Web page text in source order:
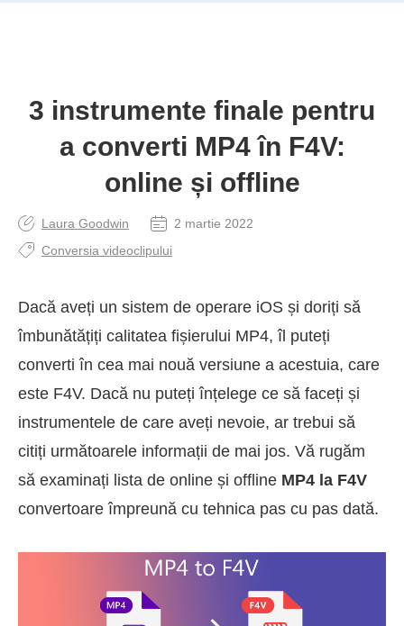
3 instrumente finale pentru
a converti MP4 în F4V:
online și offline
Laura Goodwin
2 martie 2022
Conversia videoclipului
Dacă aveți un sistem de operare iOS și doriți să
îmbunătățiți calitatea fișierului MP4, îl puteți
converti în cea mai nouă versiune a acestuia, care
este F4V. Dacă nu puteți înțelege ce să faceți și
instrumentele de care aveți nevoie, ar trebui să
citiți următoarele informații de mai jos. Vă rugăm
să examinați lista de online și offline MP4 la F4V
convertoare împreună cu tehnica pas cu pas dată.